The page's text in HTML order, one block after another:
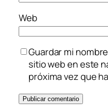
Web
Guardar mi
sitio web en este
próxima vez que